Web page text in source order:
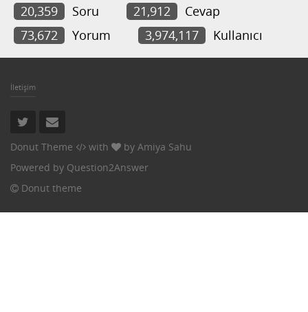
20,359 Soru 21,912
Cevap
73,672
Yorum 3,974,117 Kullanıcı
İletişim
Donut Theme with by Amiya Sahu
Powered by Question2Answer
Donut theme